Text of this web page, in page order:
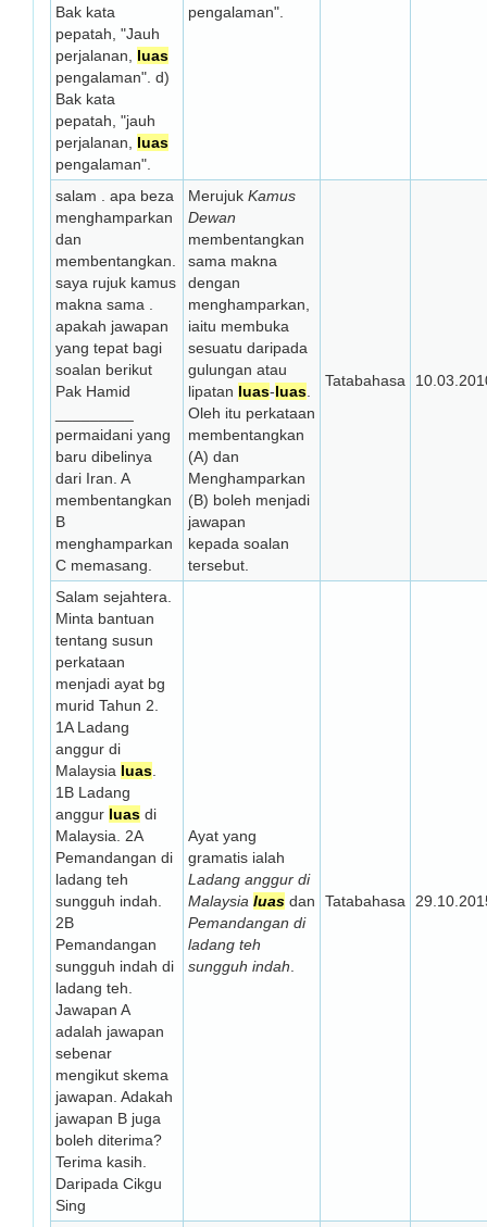
Bak kata
pepatah, "Jauh
perjalanan, luas
pengalaman". d)
Bak kata
pepatah, "jauh
perjalanan, luas
pengalaman".
pengalaman".
salam . apa beza
menghamparkan
dan
membentangkan.
saya rujuk kamus
makna sama .
apakah jawapan
yang tepat bagi
soalan berikut
Pak Hamid
permaidani yang
baru dibelinya
dari Iran. A
membentangkan
B
menghamparkan
C memasang.
Merujuk Kamus
Dewan
membentangkan
sama makna
dengan
menghamparkan,
iaitu membuka
sesuatu daripada
gulungan atau
lipatan luas-luas
Oleh itu perkataan
membentangkan
(A) dan
Menghamparkan
(B) boleh menjadi
jawapan
kepada soalan
tersebut.
Tatabahasa
Salam sejahtera.
Minta bantuan
tentang susun
perkataan
menjadi ayat bg
murid Tahun 2.
1A Ladang
anggur di
Malaysia luas
1B Ladang
anggur luas di
Malaysia. 2A
Pemandangan di
ladang teh
sungguh indah.
2B
Pemandangan
sungguh indah di
ladang teh.
Jawapan A
adalah jawapan
sebenar
mengikut skema
jawapan. Adakah
jawapan B juga
boleh diterima?
Terima kasih.
Daripada Cikgu
Sing
Ayat yang
gramatis ialah
Ladang anggur di
Malaysia luas dan
Pemandangan di
ladang teh
sungguh indah
Tatabahasa